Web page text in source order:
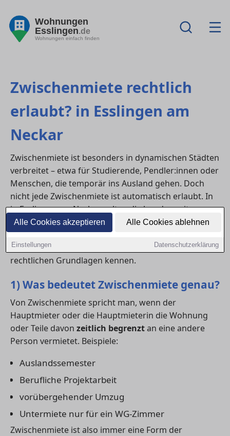
Alle Cookies akzeptieren Alle Cookies ablehnen
Einstellungen Datenschutzerklärung
Wohnungen
Esslingen.de
Wohnungen einfach finden
Zwischenmiete rechtlich
erlaubt? in Esslingen am
Neckar
Zwischenmiete ist besonders in dynamischen Städten
verbreitet – etwa für Studierende, Pendler:innen oder
Menschen, die temporär ins Ausland gehen. Doch
nicht jede Zwischenmiete ist automatisch erlaubt. In
in Esslingen am Neckar gelten die bundesweiten
Regelungen des BGB sowie die Rechte der
Vermieter:innen. Wer eine
Zimmer weitervermieten möchte, sollte daher die
rechtlichen Grundlagen kennen.
1) Was bedeutet Zwischenmiete genau?
Von Zwischenmiete spricht man, wenn der
Hauptmieter oder die Hauptmieterin die Wohnung
oder Teile davon zeitlich begrenztan eine andere
Person vermietet. Beispiele:
Auslandssemester
Berufliche Projektarbeit
vorübergehender Umzug
Untermiete nur für ein WG-Zimmer
Zwischenmiete ist also immer eine Form der